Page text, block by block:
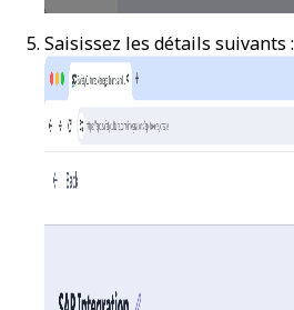
Saisissez les détails suivants :